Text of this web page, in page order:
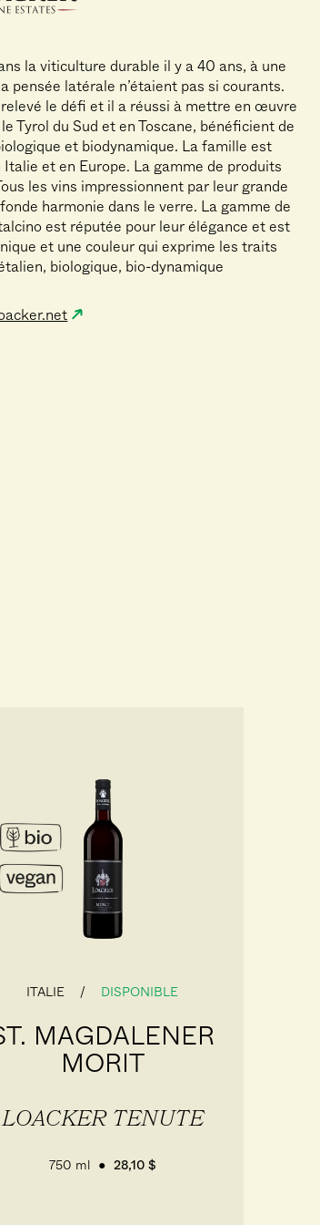
la viticulture durable il y a 40 ans, à une
pensée latérale n’étaient pas si courants.
le défi et il a réussi à mettre en œuvre
Tyrol du Sud et en Toscane, bénéficient de
et biodynamique. La famille est
et en Europe. La gamme de produits
les vins impressionnent par leur grande
harmonie dans le verre. La gamme de
est réputée pour leur élégance et est
et une couleur qui exprime les traits
biologique, bio-dynamique
ITALIE DISPONIBLE
MAGDALENER
MORIT
LOACKER TENUTE
750 ml 28,10 $